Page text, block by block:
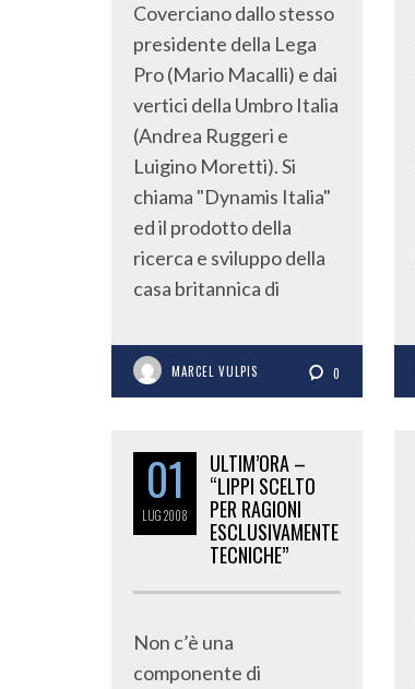
Coverciano dallo stesso
presidente della Lega
Pro (Mario Macalli) e dai
vertici della Umbro Italia
(Andrea Ruggeri e
Luigino Moretti). Si
chiama "Dynamis Italia"
ed il prodotto della
ricerca e sviluppo della
casa britannica di
MARCEL VULPIS 0
01
LUG2008
ULTIM’ORA –
“LIPPI SCELTO
PER RAGIONI
ESCLUSIVAMENTE
TECNICHE”
Non c’è una
componente di